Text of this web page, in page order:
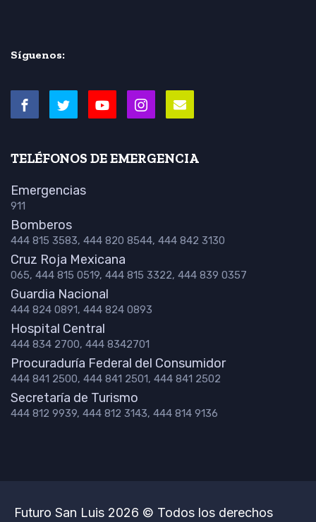
Síguenos:
TELÉFONOS DE EMERGENCIA
Emergencias
911
Bomberos
444 815 3583, 444 820 8544, 444 842 3130
Cruz Roja Mexicana
065, 444 815 0519, 444 815 3322, 444 839 0357
Guardia Nacional
444 824 0891, 444 824 0893
Hospital Central
444 834 2700, 444 8342701
Procuraduría Federal del Consumidor
444 841 2500, 444 841 2501, 444 841 2502
Secretaría de Turismo
444 812 9939, 444 812 3143, 444 814 9136
Futuro San Luis 2026 © Todos los derechos